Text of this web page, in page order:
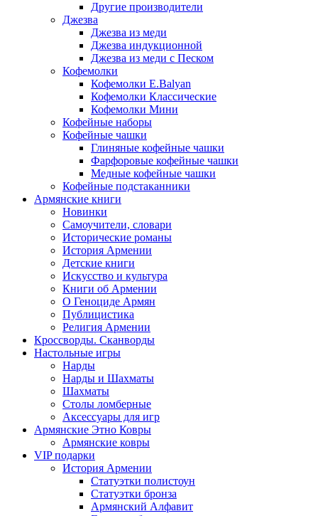
Другие производители
Джезва
Джезва из меди
Джезва индукционной
Джезва из меди с Песком
Кофемолки
Кофемолки E.Balyan
Кофемолки Классические
Кофемолки Мини
Кофейные наборы
Кофейные чашки
Глиняные кофейные чашки
Фарфоровые кофейные чашки
Медные кофейные чашки
Кофейные подстаканники
Армянские книги
Новинки
Самоучители, словари
Исторические романы
История Армении
Детские книги
Иcкусство и культура
Книги об Армении
О Геноциде Армян
Публицистика
Религия Армении
Кроссворды. Сканворды
Настольные игры
Нарды
Нарды и Шахматы
Шахматы
Столы ломберные
Аксессуары для игр
Армянские Этно Ковры
Армянские ковры
VIP подарки
История Армении
Статуэтки полистоун
Статуэтки бронза
Армянский Алфавит